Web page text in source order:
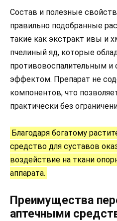
Состав и полезные
правильно подобранные
такие как экстракт ивы и
пчелиный яд, которые
противовоспалительным
эффектом. Препарат не
компонентов, что
практически без
Благодаря богатому
средство для суставов
воздействие на ткани
аппарата.
Преимущества
аптечными